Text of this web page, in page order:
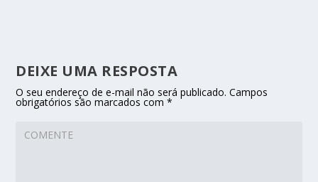
DEIXE UMA RESPOSTA
O seu endereço de e-mail não será publicado. Campos
obrigatórios são marcados com*